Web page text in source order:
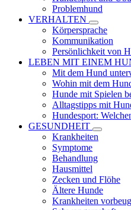
Problemhund
VERHALTEN
Körpersprache
Kommunikation
Persönlichkeit von
LEBEN MIT EINEM
Mit dem Hund
Wohin mit dem
Hunde mit Spielen
Alltagstipps mit
Hundesport:
GESUNDHEIT
Krankheiten
Symptome
Behandlung
Hausmittel
Zecken und Flöhe
Ältere Hunde
Krankheiten